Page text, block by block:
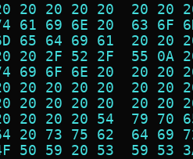
20 20 20 20  20
61 69 6E 20  63
65 64 69 61  20
20 2F 52 2F  55
69 6F 6E 20  20
20 20 20 20  20
20 20 20 20  20
20 20 20 54  79
20 73 75 62  64
50 59 20 53  59